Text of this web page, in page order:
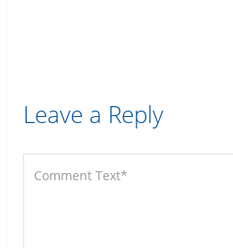
Leave a Reply